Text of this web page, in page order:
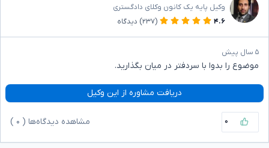
وکیل پایه یک کانون وکلای دادگستری
۴.۶
(۲۳۷) دیدگاه
۵ سال پیش
موضوع را بدوا با سردفتر در میان بگذارید.
دریافت مشاوره از این وکیل
۰ مشاهده دیدگاه‌ها ( ۰